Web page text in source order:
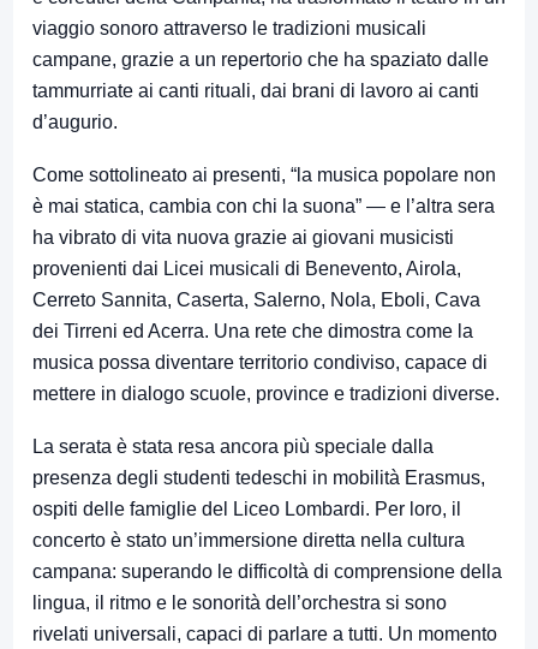
viaggio sonoro attraverso le tradizioni musicali
campane, grazie a un repertorio che ha spaziato dalle
tammurriate ai canti rituali, dai brani di lavoro ai canti
d’augurio.
Come sottolineato ai presenti, “la musica popolare non
è mai statica, cambia con chi la suona” — e l’altra sera
ha vibrato di vita nuova grazie ai giovani musicisti
provenienti dai Licei musicali di Benevento, Airola,
Cerreto Sannita, Caserta, Salerno, Nola, Eboli, Cava
dei Tirreni ed Acerra. Una rete che dimostra come la
musica possa diventare territorio condiviso, capace di
mettere in dialogo scuole, province e tradizioni diverse.
La serata è stata resa ancora più speciale dalla
presenza degli studenti tedeschi in mobilità Erasmus,
ospiti delle famiglie del Liceo Lombardi. Per loro, il
concerto è stato un’immersione diretta nella cultura
campana: superando le difficoltà di comprensione della
lingua, il ritmo e le sonorità dell’orchestra si sono
rivelati universali, capaci di parlare a tutti. Un momento